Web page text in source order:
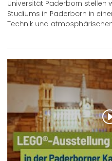
Universität Paderborn stellen
Studiums in Paderborn in
Technik und